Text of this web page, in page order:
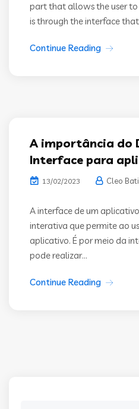
part that allows the user
is through the interface that
Continue Reading
A importância do
Interface para
13/02/2023 Cleo
A interface de um
interativa que permite ao
aplicativo. É por meio da
pode realizar...
Continue Reading